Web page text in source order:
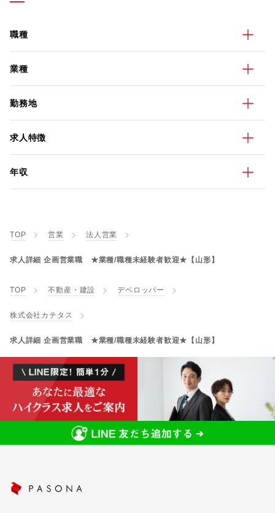
職種
業種
勤務地
求人特徴
年収
TOP 営業 法人営業
求人詳細 企画営業職 ★業種/職種未経験者歓迎★【山形】
TOP 不動産・建設 デベロッパー
株式会社カチタス
求人詳細 企画営業職 ★業種/職種未経験者歓迎★【山形】